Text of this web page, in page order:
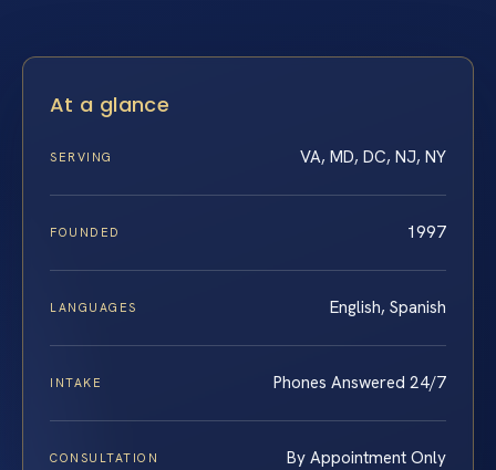
At a glance
SERVING VA, MD, DC, NJ, NY
FOUNDED 1997
LANGUAGES English, Spanish
INTAKE Phones Answered 24/7
CONSULTATION By Appointment Only